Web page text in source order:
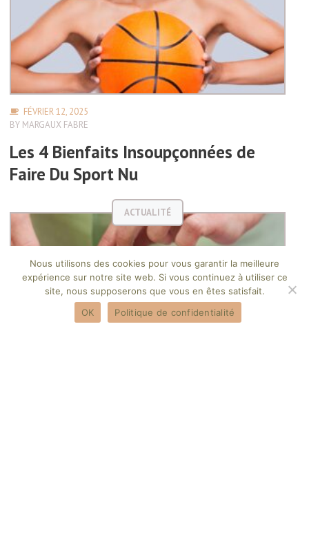
FÉVRIER 12, 2025
BY MARGAUX FABRE
Les 4 Bienfaits Insoupçonnées de
Faire Du Sport Nu
ACTUALITÉ
Nous utilisons des cookies pour vous garantir la meilleure
expérience sur notre site web. Si vous continuez à utiliser ce
site, nous supposerons que vous en êtes satisfait.
OK
Politique de confidentialité